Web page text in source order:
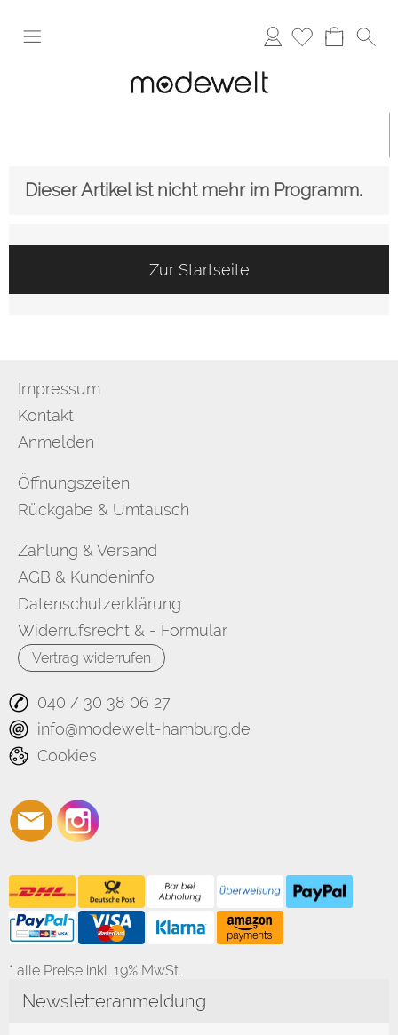
Anmelden
Dieser Artikel ist nicht mehr im Programm.
Zur Startseite
Impressum
Kontakt
Anmelden
Öffnungszeiten
Rückgabe & Umtausch
Zahlung & Versand
AGB & Kundeninfo
Datenschutzerklärung
Widerrufsrecht & - Formular
Vertrag widerrufen
040 / 30 38 06 27
info@modewelt-hamburg.de
Cookies
* alle Preise inkl. 19% MwSt.